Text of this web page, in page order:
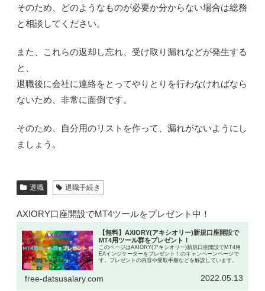
そのため、どのようなものが必要か分からない場合は総務
と相談してください。
また、これらの返却し忘れ、受け取り漏れなどが発生する
と、
退職後に会社に連絡をとってやりとりを行わなければなら
ないため、非常に面倒です。
そのため、自分用のリストを作って、漏れがないようにし
ましょう。
退職 退職手続き
AXIORY口座開設でMT4ツールをプレゼント中！
【無料】AXIORY(アキシオリー)新規口座開設で
MT4用ツール群をプレゼント！
このページはAXIORY(アキシオリー)新規口座開設でMT4用
EAインジケーターをプレゼント！のキャンペーンページで
す。プレゼントの内容や受取手順などを解説しています。
free-datsusalary.com 2022.05.13